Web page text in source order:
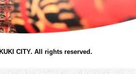
CITY. All rights reserved.